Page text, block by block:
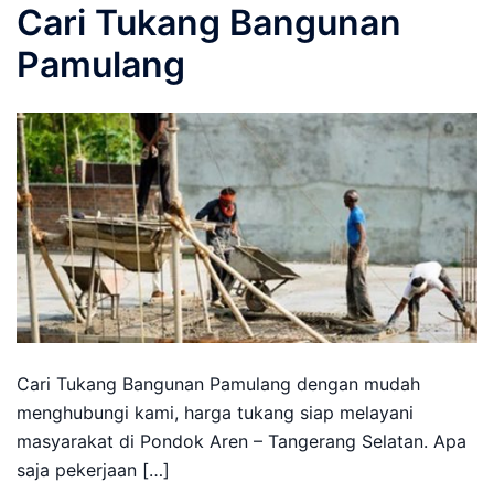
Cari Tukang Bangunan
Pamulang
Cari Tukang Bangunan Pamulang dengan mudah
menghubungi kami, harga tukang siap melayani
masyarakat di Pondok Aren – Tangerang Selatan. Apa
saja pekerjaan […]